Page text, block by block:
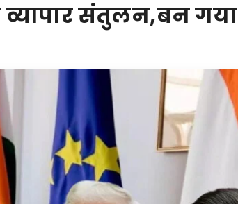
व्यापार संतुलन,बन गया